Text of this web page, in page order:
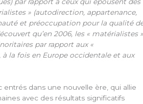
» (autodirection, appartenance,
et préoccupation pour la qualité
qu’en 2006, les « matérialistes
par rapport aux «
la fois en Europe occidentale et aux
entrés dans une nouvelle ère, qui allie
avec des résultats significatifs